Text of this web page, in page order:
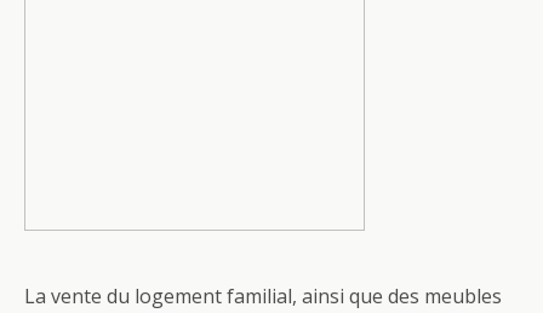
La vente du logement familial, ainsi que des meubles